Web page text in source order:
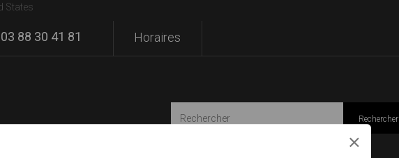
×
States
03 88 30 41 81 Horaires
Rechercher